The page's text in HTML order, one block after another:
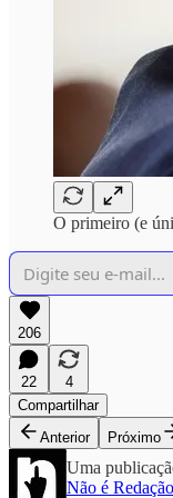
O primeiro (e
206
22
4
Compartilhar
Anterior
Próximo
Uma
Não é Redação